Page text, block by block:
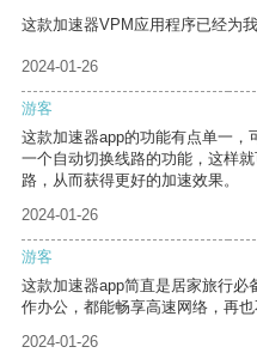
这款加速器VPM应用程序已经为
2024-01-26
游客
这款加速器app的功能有点单一，
一个自动切换线路的功能，这样
路，从而获得更好的加速效果。
2024-01-26
游客
这款加速器app简直是居家旅行
作办公，都能畅享高速网络，再也
2024-01-26